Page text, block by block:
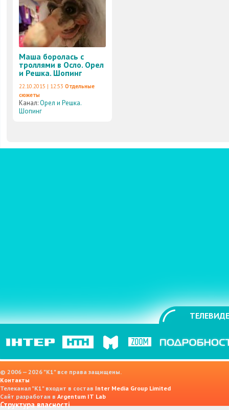
Маша боролась с
троллями в Осло. Орел
и Решка. Шопинг
22.10.2015 | 12:53 Отдельные
сюжеты
Канал:Орел и Решка.
Шопинг
© 2006 — 2026 "K1" все права защищены.
Контакты
Телеканал "К1" входит в состав Inter Media Group Limited
Сайт разработан в Argentum IT Lab
Структура власності